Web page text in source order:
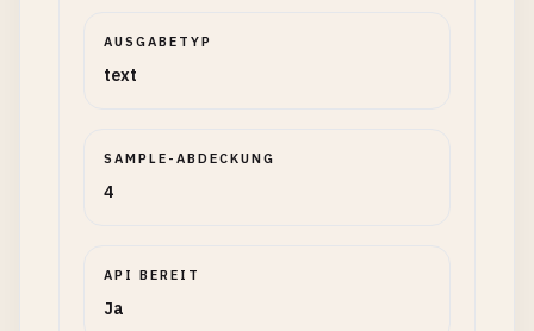
AUSGABETYP
text
SAMPLE-ABDECKUNG
4
API BEREIT
Ja